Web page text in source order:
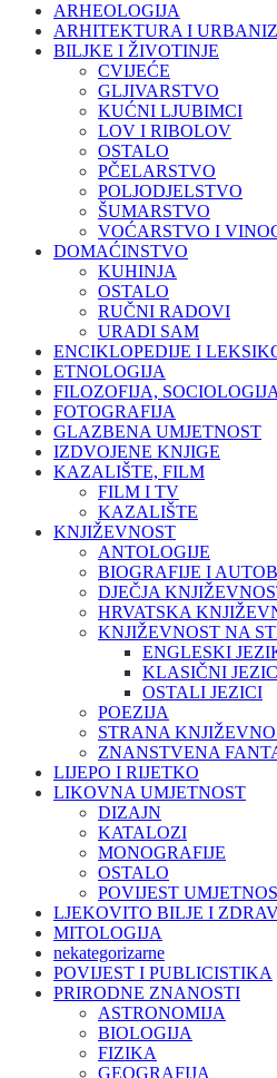
ARHEOLOGIJA
ARHITEKTURA I
BILJKE I ŽIVOTINJE
CVIJEĆE
GLJIVARSTVO
KUĆNI LJUBIMCI
LOV I RIBOLOV
OSTALO
PČELARSTVO
POLJODJELSTVO
ŠUMARSTVO
VOĆARSTVO I
DOMAĆINSTVO
KUHINJA
OSTALO
RUČNI RADOVI
URADI SAM
ENCIKLOPEDIJE I
ETNOLOGIJA
FILOZOFIJA,
FOTOGRAFIJA
GLAZBENA UMJETNOST
IZDVOJENE KNJIGE
KAZALIŠTE, FILM
FILM I TV
KAZALIŠTE
KNJIŽEVNOST
ANTOLOGIJE
BIOGRAFIJE I
DJEČJA
HRVATSKA
KNJIŽEVNOST NA
ENGLESKI
KLASIČNI
OSTALI JEZICI
POEZIJA
STRANA
ZNANSTVENA
LIJEPO I RIJETKO
LIKOVNA UMJETNOST
DIZAJN
KATALOZI
MONOGRAFIJE
OSTALO
POVIJEST
LJEKOVITO BILJE I
MITOLOGIJA
nekategorizarne
POVIJEST I PUBLICISTIKA
PRIRODNE ZNANOSTI
ASTRONOMIJA
BIOLOGIJA
FIZIKA
GEOGRAFIJA